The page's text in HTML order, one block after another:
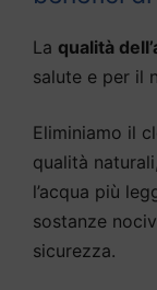
La qualità
salute e per il
Eliminiamo il
qualità
l’acqua più
sostanze
sicurezza.